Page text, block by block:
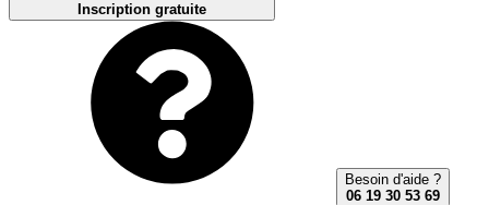
Inscription gratuite
Besoin d'aide ?
06 19 30 53 69